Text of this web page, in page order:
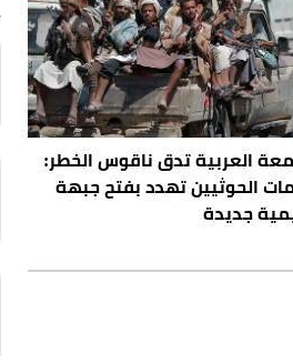
العربية تدق ناقوس الخطر:
الحوثيين تهدد بفتح جبهة
جديدة